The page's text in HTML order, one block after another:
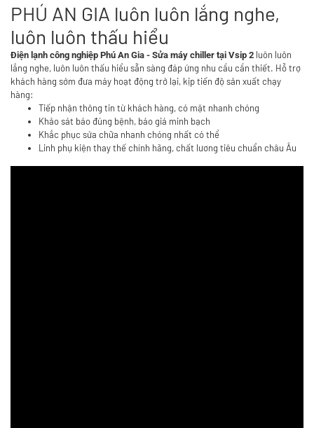
PHÚ AN GIA luôn luôn lắng nghe,
luôn luôn thấu hiểu
Điện lạnh công nghiệp Phú An Gia - Sửa máy chiller tại Vsip 2 luôn luôn
lắng nghe, luôn luôn thấu hiểu sẵn sàng đáp ứng nhu cầu cần thiết. Hỗ trợ
khách hàng sớm đưa máy hoạt động trở lại, kịp tiến độ sản xuất chạy
hàng:
Tiếp nhận thông tin từ khách hàng, có mặt nhanh chóng
Khảo sát báo đúng bệnh, báo giá minh bạch
Khắc phục sửa chữa nhanh chóng nhất có thể
Linh phụ kiện thay thế chính hãng, chất lương tiêu chuẩn châu Âu